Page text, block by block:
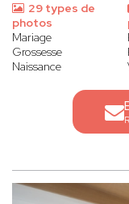
29 types de
photos
Mariage
Grossesse
Naissance